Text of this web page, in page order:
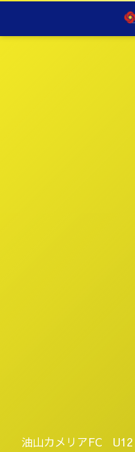
油山カメリアFC